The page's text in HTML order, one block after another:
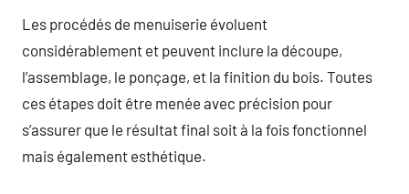
Les procédés de menuiserie évoluent
considérablement et peuvent inclure la découpe,
l’assemblage, le ponçage, et la finition du bois. Toutes
ces étapes doit être menée avec précision pour
s’assurer que le résultat final soit à la fois fonctionnel
mais également esthétique.